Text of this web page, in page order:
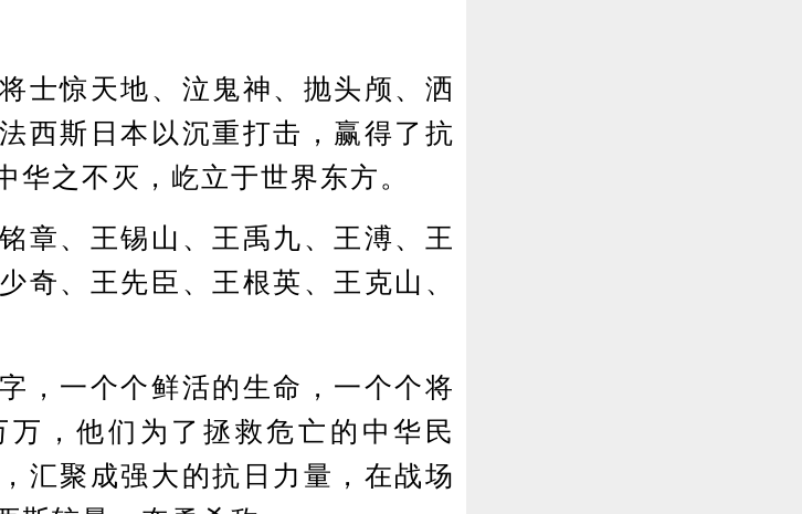
惊天地、泣鬼神、抛头颅、洒
西斯日本以沉重打击，赢得了抗
华之不灭，屹立于世界东方。
、王锡山、王禹九、王溥、王
奇、王先臣、王根英、王克山、
一个个鲜活的生命，一个个将
，他们为了拯救危亡的中华民
汇聚成强大的抗日力量，在战场